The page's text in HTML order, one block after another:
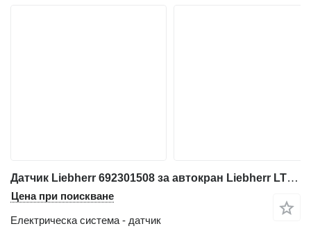
Датчик Liebherr 692301508 за автокран Liebherr LTM 1025; LTM 1030/1
Цена при поискване
Електрическа система - датчик